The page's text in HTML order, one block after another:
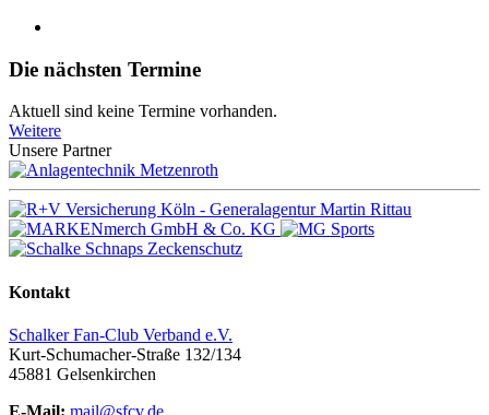
Die nächsten Termine
Aktuell sind keine Termine vorhanden.
Weitere
Unsere Partner
Kontakt
Schalker Fan-Club Verband e.V.
Kurt-Schumacher-Straße 132/134
45881 Gelsenkirchen
E-Mail: mail@sfcv.de